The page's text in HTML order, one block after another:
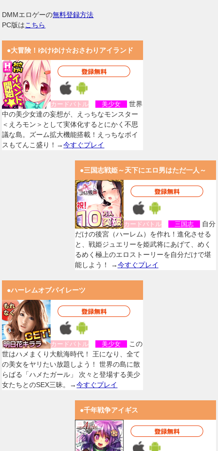
DMMエロゲーの無料登録方法
PC版はこちら
●大冒険！ゆけゆけ☆おさわりアイランド
カードバトル 美少女
世界
中の美少女達の妄想が、えっちなモンスター
＜えろモン＞として実体化するとにかく不思
議な島。ズーム拡大機能搭載！えっちなボイ
スもてんこ盛り！→今すぐプレイ
●三国志戦姫～天下にエロ男はただ一人～
カードバトル 三国志
自分
だけの後宮（ハーレム）を作れ！進化させる
と、戦姫ジュエリーを姫武将にあげて、めく
るめく極上のエロストーリーを自分だけで堪
能しよう！ →今すぐプレイ
●ハーレムオブパイレーツ
カードバトル 美少女
この
世はハメまくり大航海時代！ 王になり、全て
の美女をヤリたい放題しよう！ 世界の島に散
らばる「ハメたガール」 次々と登場する美少
女たちとのSEX三昧。→今すぐプレイ
●千年戦争アイギス